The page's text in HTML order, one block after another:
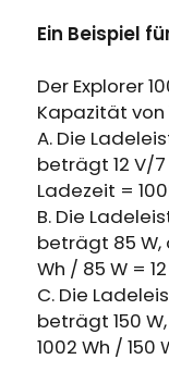
Ein Beispiel
Der Explorer
Kapazität von
A. Die
beträgt 12 V/
Ladezeit =
B. Die
beträgt 85 W,
Wh / 85 W =
C. Die
beträgt 150
1002 Wh / 150